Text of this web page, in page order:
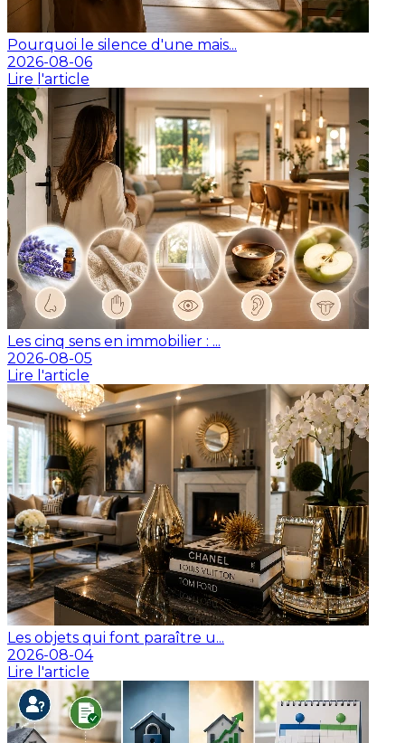
Pourquoi le silence d'une mais...
2026-08-06
Lire l'article
Les cinq sens en immobilier : ...
2026-08-05
Lire l'article
Les objets qui font paraître u...
2026-08-04
Lire l'article